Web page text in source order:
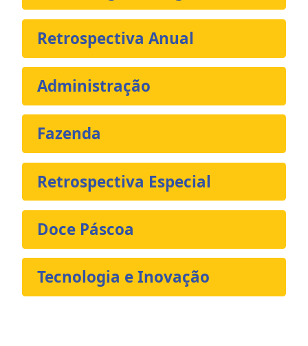
Retrospectiva Anual
Administração
Fazenda
Retrospectiva Especial
Doce Páscoa
Tecnologia e Inovação